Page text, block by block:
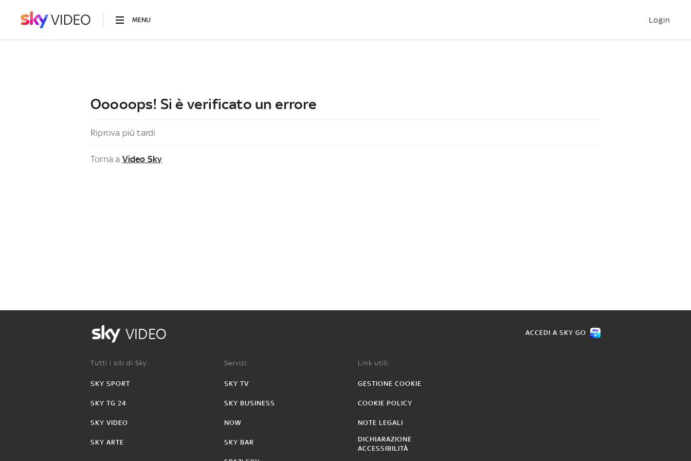
MENU Login
Ooooops! Si è verificato un errore
Riprova più tardi
Torna a Video Sky
VIDEO ACCEDI A SKY GO
Tutti i siti di Sky:
SKY SPORT
SKY TG 24
SKY VIDEO
SKY ARTE
Servizi:
SKY TV
SKY BUSINESS
NOW
SKY BAR
Link utili:
GESTIONE COOKIE
COOKIE POLICY
NOTE LEGALI
DICHIARAZIONE
ACCESSIBILITÀ